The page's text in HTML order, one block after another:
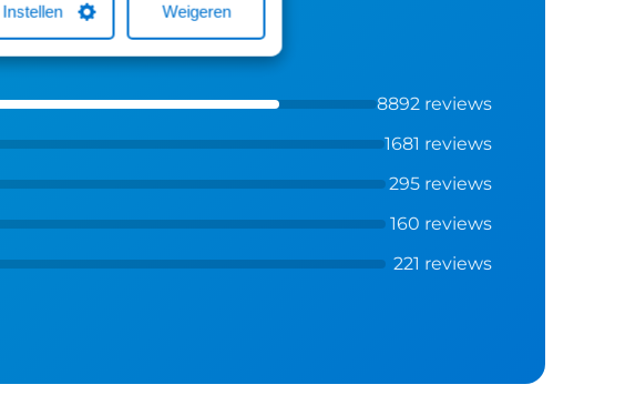
Instellen Weigeren
8892 reviews
1681 reviews
295 reviews
160 reviews
221 reviews